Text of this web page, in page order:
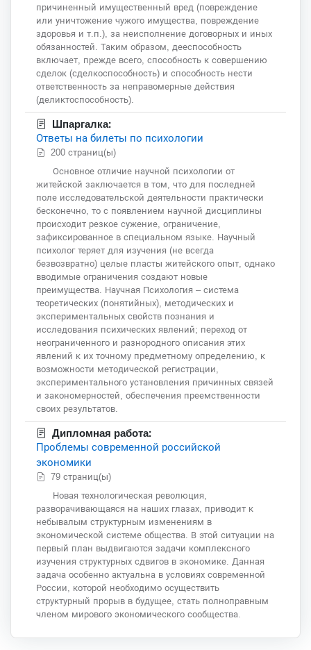
причиненный имущественный вред (повреждение
или уничтожение чужого имущества, повреждение
здоровья и т.п.), за неисполнение договорных и иных
обязанностей. Таким образом, дееспособность
включает, прежде всего, способность к совершению
сделок (сделкоспособность) и способность нести
ответственность за неправомерные действия
(деликтоспособность).
Шпаргалка:
Ответы на билеты по психологии
200 страниц(ы)
Основное отличие научной психологии от
житейской заключается в том, что для последней
поле исследовательской деятельности практически
бесконечно, то с появлением научной дисциплины
происходит резкое сужение, ограничение,
зафиксированное в специальном языке. Научный
психолог теряет для изучения (не всегда
безвозвратно) целые пласты житейского опыт, однако
вводимые ограничения создают новые
преимущества. Научная Психология – система
теоретических (понятийных), методических и
экспериментальных свойств познания и
исследования психических явлений; переход от
неограниченного и разнородного описания этих
явлений к их точному предметному определению, к
возможности методической регистрации,
экспериментального установления причинных связей
и закономерностей, обеспечения преемственности
своих результатов.
Дипломная работа:
Проблемы современной российской
экономики
79 страниц(ы)
Новая технологическая революция,
разворачивающаяся на наших глазах, приводит к
небывалым структурным изменениям в
экономической системе общества. В этой ситуации на
первый план выдвигаются задачи комплексного
изучения структурных сдвигов в экономике. Данная
задача особенно актуальна в условиях современной
России, которой необходимо осуществить
структурный прорыв в будущее, стать полноправным
членом мирового экономического сообщества.